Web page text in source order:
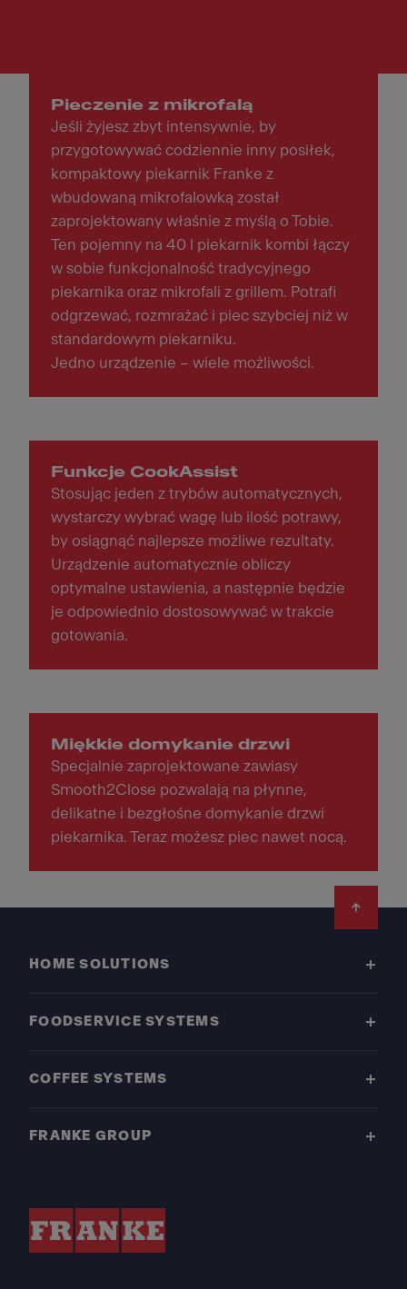
Pieczenie z mikrofalą
Jeśli żyjesz zbyt intensywnie, by
przygotowywać codziennie inny posiłek,
kompaktowy piekarnik Franke z
wbudowaną mikrofalowką został
zaprojektowany właśnie z myślą o Tobie.
Ten pojemny na 40 l piekarnik kombi łączy
w sobie funkcjonalność tradycyjnego
piekarnika oraz mikrofali z grillem. Potrafi
odgrzewać, rozmrażać i piec szybciej niż w
standardowym piekarniku.
Jedno urządzenie – wiele możliwości.
Funkcje CookAssist
Stosując jeden z trybów automatycznych,
wystarczy wybrać wagę lub ilość potrawy,
by osiągnąć najlepsze możliwe rezultaty.
Urządzenie automatycznie obliczy
optymalne ustawienia, a następnie będzie
je odpowiednio dostosowywać w trakcie
gotowania.
Miękkie domykanie drzwi
Specjalnie zaprojektowane zawiasy
Smooth2Close pozwalają na płynne,
delikatne i bezgłośne domykanie drzwi
piekarnika. Teraz możesz piec nawet nocą.
HOME SOLUTIONS
FOODSERVICE SYSTEMS
COFFEE SYSTEMS
FRANKE GROUP